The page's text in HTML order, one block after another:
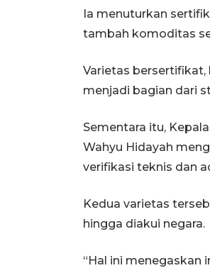
Ia menuturkan
tambah komoditas
Varietas
menjadi bagian dari
Sementara itu,
Wahyu Hidayah
verifikasi teknis dan
Kedua varietas
hingga diakui negara.
“Hal ini menegaskan